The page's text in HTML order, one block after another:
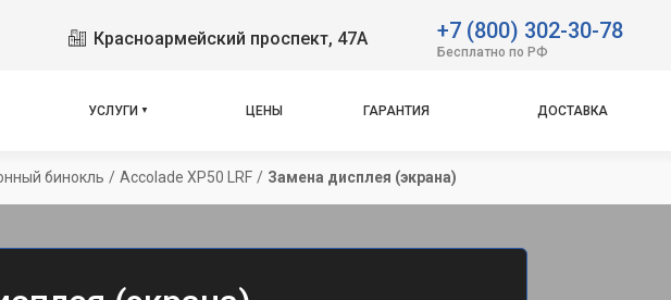
Красноармейский проспект, 47А +7 (800) 302-30-78
Бесплатно по РФ
УСЛУГИ ЦЕНЫ ГАРАНТИЯ ДОСТАВКА
бинокль / Accolade XP50 LRF / Замена дисплея (экрана)